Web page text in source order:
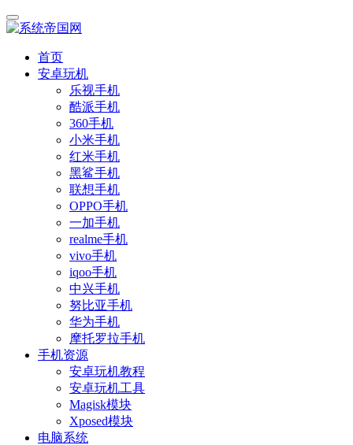
首页
安卓玩机
乐视手机
酷派手机
360手机
小米手机
红米手机
黑鲨手机
联想手机
OPPO手机
一加手机
realme手机
vivo手机
iqoo手机
中兴手机
努比亚手机
华为手机
摩托罗拉手机
手机资源
安卓玩机教程
安卓玩机工具
Magisk模块
Xposed模块
电脑系统